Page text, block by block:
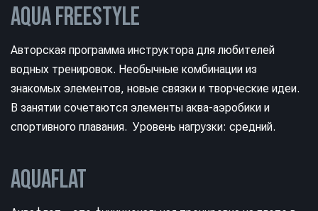
AQUA FREESTYLE
Авторская программа инструктора для любителей
водных тренировок. Необычные комбинации из
знакомых элементов, новые связки и творческие идеи.
В занятии сочетаются элементы аква-аэробики и
спортивного плавания. Уровень нагрузки: средний.
AQUAFLAT